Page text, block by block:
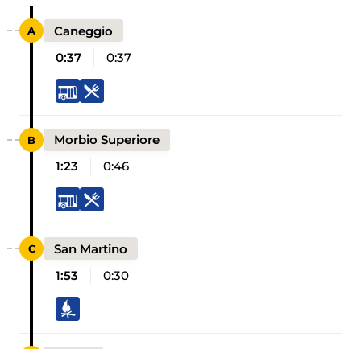
Caneggio
0:37
0:37
Morbio Superiore
1:23
0:46
San Martino
1:53
0:30